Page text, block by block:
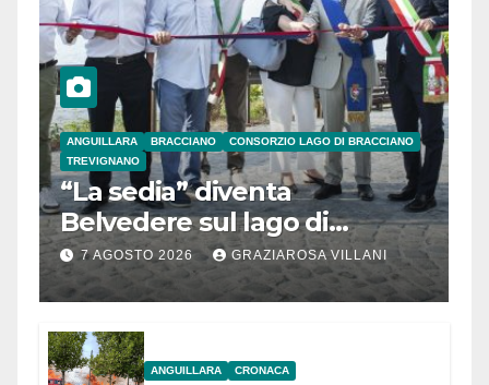
ANGUILLARA BRACCIANO
CONSORZIO LAGO DI BRACCIANO
TREVIGNANO
“La sedia” diventa
Belvedere sul lago di
Bracciano: ieri
l’inaugurazione
7 AGOSTO 2026 GRAZIAROSA VILLANI
ANGUILLARA CRONACA